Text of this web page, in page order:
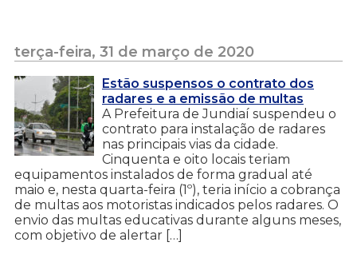
terça-feira, 31 de março de 2020
Estão suspensos o contrato dos
radares e a emissão de multas
A Prefeitura de Jundiaí suspendeu o
contrato para instalação de radares
nas principais vias da cidade.
Cinquenta e oito locais teriam
equipamentos instalados de forma gradual até
maio e, nesta quarta-feira (1º), teria início a cobrança
de multas aos motoristas indicados pelos radares. O
envio das multas educativas durante alguns meses,
com objetivo de alertar […]